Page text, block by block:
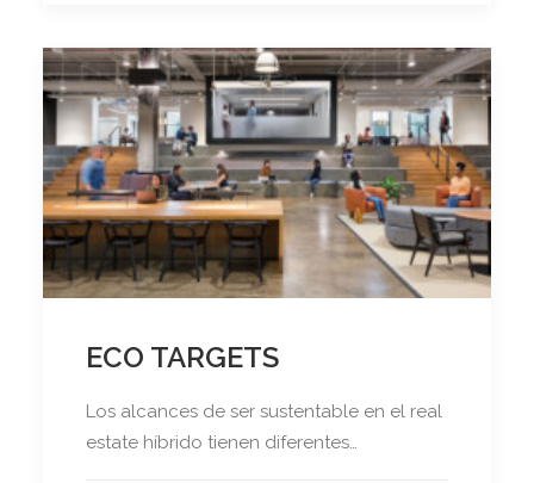
ECO TARGETS
Los alcances de ser sustentable en el real
estate híbrido tienen diferentes…